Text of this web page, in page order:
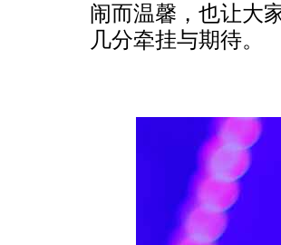
闹而温馨，也让大
几分牵挂与期待。